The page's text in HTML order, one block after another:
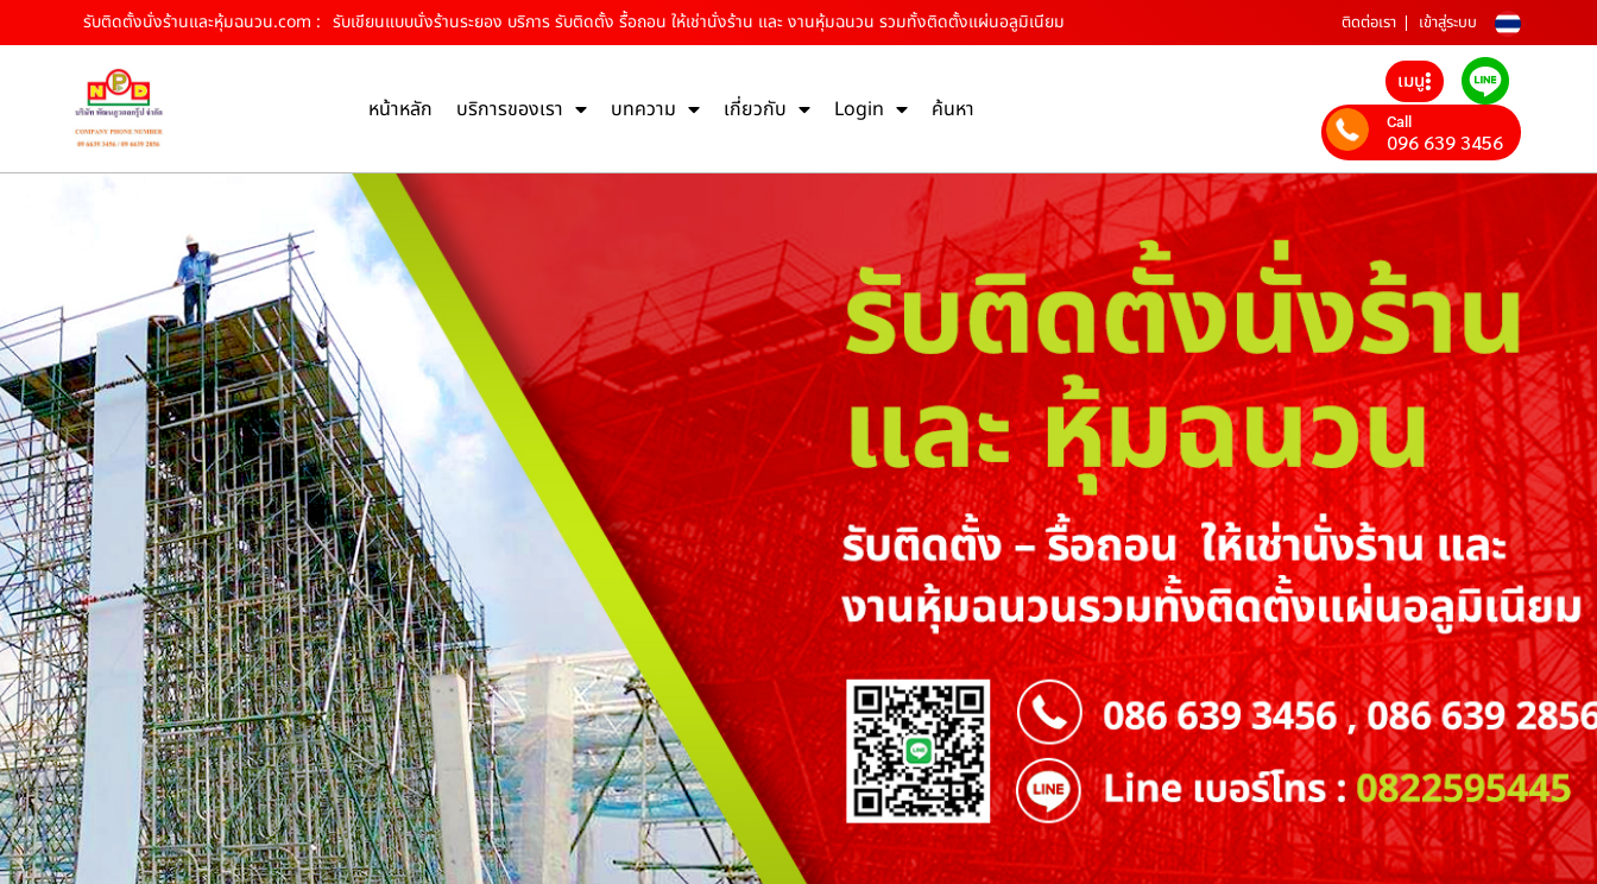
รับติดตั้งนั่งร้านและหุ้มฉนวน.com : รับเขียนแบบนั่งร้านระยอง บริการ รับติดตั้ง รื้อถอน ให้เช่านั่งร้าน และ งานหุ้มฉนวน รวมทั้งติดตั้งแผ่นอลูมิเนียม ติดต่อเรา เข้าสู่ระบบ
หน้าหลัก บริการของเรา บทความ เกี่ยวกับ Login ค้นหา
เมนู
Call
096 639 3456